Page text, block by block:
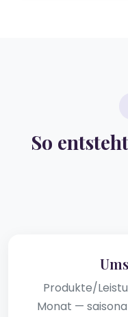
So
Produkte/
Monat —